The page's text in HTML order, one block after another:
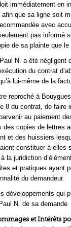
immédiatement en
afin que sa ligne soit
avec
pas informé
de sa plainte que le
N. a été négligent
du contrat
lui-même de la
reproché à
8 du contrat, de faire
au paiement
des copies de lettres
et des huissiers
constituer à elles
la juridiction
et pratiques ayant
du demandeur.
développements qui
N. de sa demande
et Intérêts